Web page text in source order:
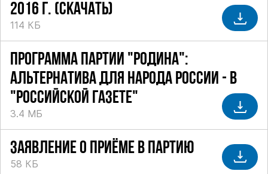
2016 Г. (СКАЧАТЬ)
114 КБ
ПРОГРАММА ПАРТИИ "РОДИНА":
АЛЬТЕРНАТИВА ДЛЯ НАРОДА РОССИИ - В
"РОССИЙСКОЙ ГАЗЕТЕ"
3.4 МБ
ЗАЯВЛЕНИЕ О ПРИЁМЕ В ПАРТИЮ
58 КБ